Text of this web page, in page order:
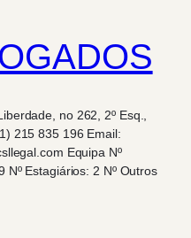
no 262, 2º Esq.,
215 835 196 Email:
Equipa Nº
Nº Estagiários: 2 Nº Outros